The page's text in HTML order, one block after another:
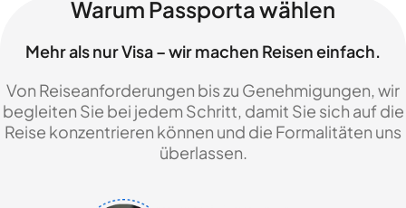
Warum Passporta wählen
Mehr als nur Visa – wir machen Reisen einfach.
Von Reiseanforderungen bis zu Genehmigungen, wir
begleiten Sie bei jedem Schritt, damit Sie sich auf die
Reise konzentrieren können und die Formalitäten uns
überlassen.